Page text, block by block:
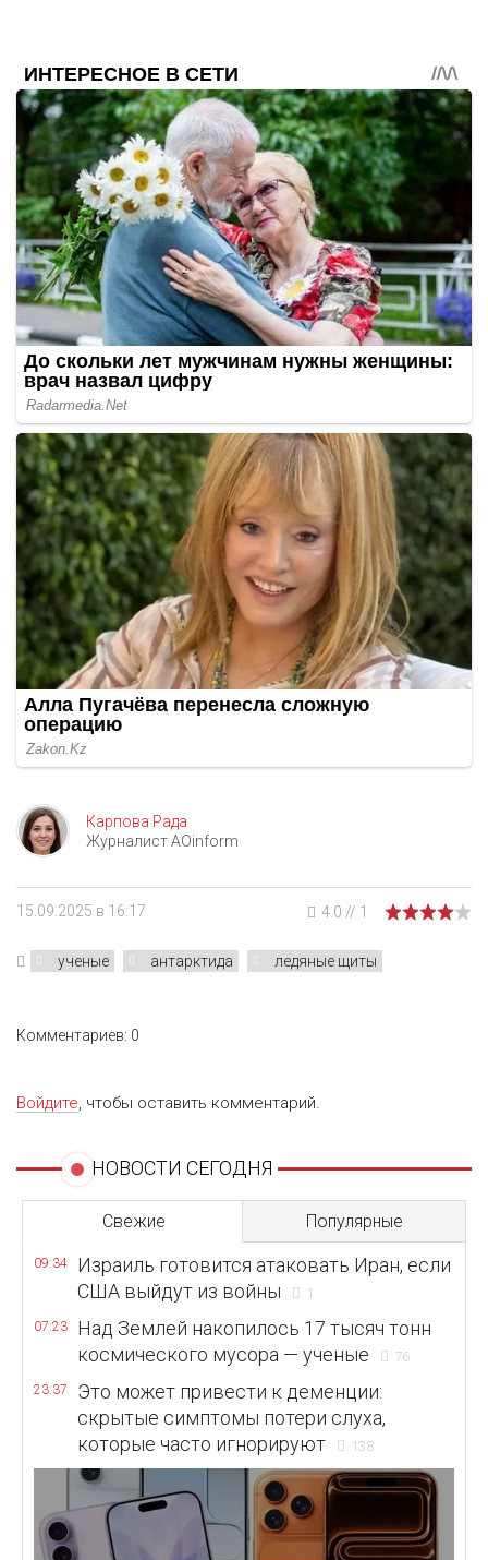
Карпова Рада
Журналист AOinform
15.09.2025 в 16:17 4.0 // 1
ученые антарктида ледяные щиты
Комментариев: 0
Войдите, чтобы оставить комментарий.
НОВОСТИ СЕГОДНЯ
Свежие Популярные
09:34
Израиль готовится атаковать Иран, если
США выйдут из войны
1
07:23
Над Землей накопилось 17 тысяч тонн
космического мусора — ученые
76
23:37
Это может привести к деменции:
скрытые симптомы потери слуха,
которые часто игнорируют
138